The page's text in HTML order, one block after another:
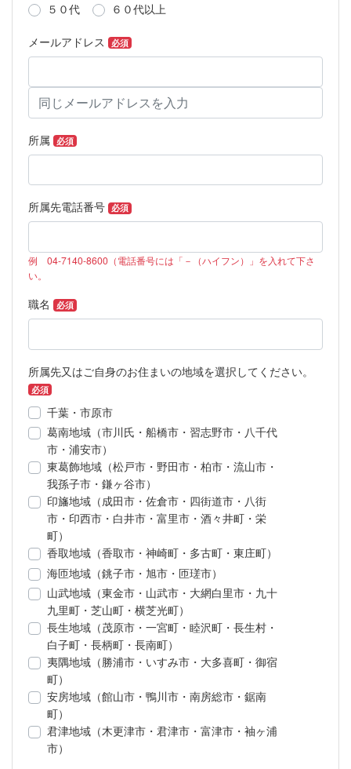
５０代
６０代以上
メールアドレス 必須
所属 必須
所属先電話番号 必須
例 04-7140-8600（電話番号には「－（ハイフン）」を入れて下さ
い。
職名 必須
所属先又はご自身のお住まいの地域を選択してください。
必須
千葉・市原市
葛南地域（市川氏・船橋市・習志野市・八千代
市・浦安市）
東葛飾地域（松戸市・野田市・柏市・流山市・
我孫子市・鎌ヶ谷市）
印旛地域（成田市・佐倉市・四街道市・八街
市・印西市・白井市・富里市・酒々井町・栄
町）
香取地域（香取市・神崎町・多古町・東庄町）
海匝地域（銚子市・旭市・匝瑳市）
山武地域（東金市・山武市・大網白里市・九十
九里町・芝山町・横芝光町）
長生地域（茂原市・一宮町・睦沢町・長生村・
白子町・長柄町・長南町）
夷隅地域（勝浦市・いすみ市・大多喜町・御宿
町）
安房地域（館山市・鴨川市・南房総市・鋸南
町）
君津地域（木更津市・君津市・富津市・袖ヶ浦
市）